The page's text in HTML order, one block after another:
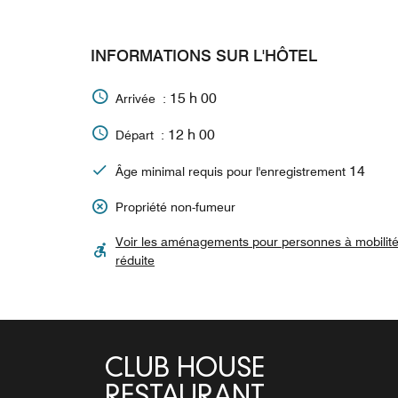
INFORMATIONS SUR L'HÔTEL
Arrivée : 15 h 00
Départ : 12 h 00
Âge minimal requis pour l'enregistrement 14
Propriété non-fumeur
Voir les aménagements pour personnes à mobilité
réduite
CLUB HOUSE
DAMA DAMA
CLUB HOUSE BAR
DRAGONFLY BAR